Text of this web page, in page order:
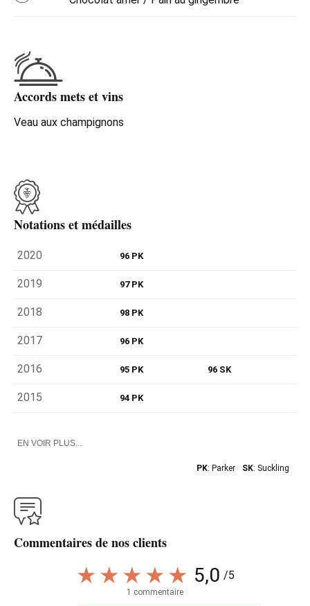
Accords mets et vins
Veau aux champignons
Notations et médailles
2020 96 PK
2019 97 PK
2018 98 PK
2017 96 PK
2016 95 PK 96 SK
2015 94 PK
EN VOIR PLUS...
PK: Parker SK: Suckling
Commentaires de nos clients
5,0 /5
1 commentaire